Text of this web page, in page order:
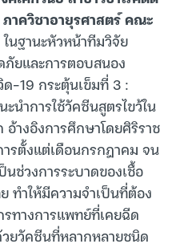
าควิชาอายุรศาสตร์ คณะ
ในฐานะหัวหน้าทีมวิจัย
ยและการตอบสนอง
-19 กระตุ้นเข็มที่ 3 :
นำการใช้วัคซีนสูตรไขว้ใน
างอิงการศึกษาโดยศิริราช
ารตั้งแต่เดือนกรกฎาคม จน
ช่วงการระบาดของเชื้อ
ทำให้มีความจำเป็นที่ต้อง
ทางการแพทย์ที่เคยฉีด
ยวัคซีนที่หลากหลายชนิด